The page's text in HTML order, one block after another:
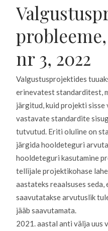
nr 3, 2022
Valgustusprojektides
erinevatest standarditest,
järgitud, kuid projekti sisse
vastavate standardite
tutvutud. Eriti oluline on
järgida hooldeteguri
hooldeteguri kasutamine
tellijale projektikohase
aastateks reaalsuses
saavutatakse arvutuslik
jääb saavutamata.
2021. aastal anti välja uus